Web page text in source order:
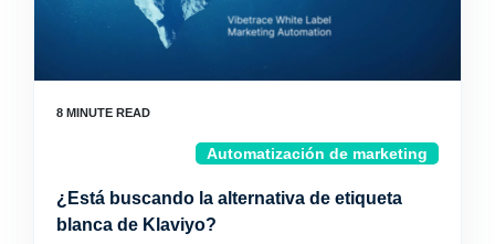
Automatización de marketing
¿Está buscando la alternativa de etiqueta
blanca de Klaviyo?